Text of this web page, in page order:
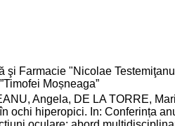
şi Farmacie "Nicolae
Moșneaga”
Angela, DE LA TORRE,
ochi hiperopici. In: Conferința